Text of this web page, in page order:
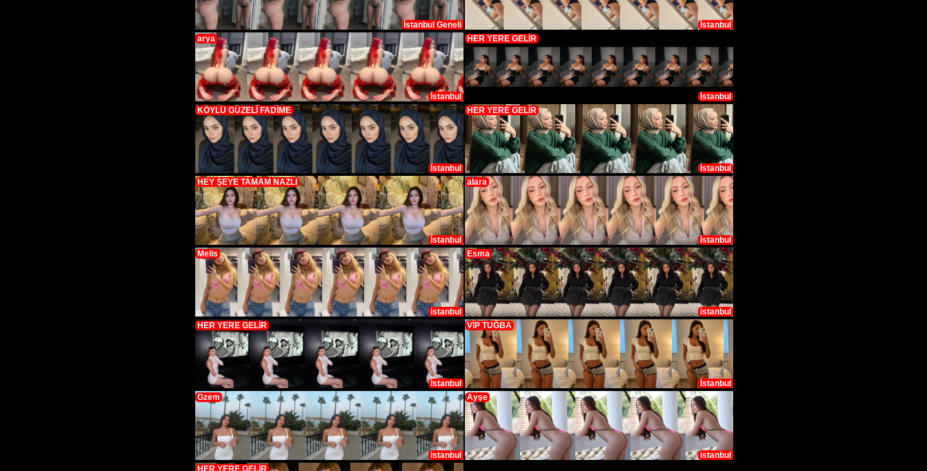
İstanbul Geneli
İstanbul
arya
İstanbul
HER YERE GELİR
İstanbul
KÖYLÜ GÜZELİ FADİME
İstanbul
HER YERE GELİR
İstanbul
HEY ŞEYE TAMAM NAZLI
İstanbul
alara
İstanbul
Melis
istanbul
Esma
istanbul
HER YERE GELİR
İstanbul
VİP TUĞBA
İstanbul
Gzem
istanbul
Ayşe
istanbul
HER YERE GELİR